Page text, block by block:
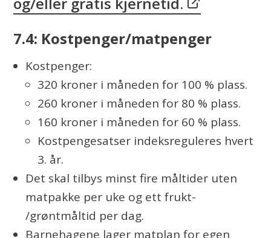
7.4: Kostpenger/matpenger
Kostpenger:
320 kroner i måneden for 100 % plass.
260 kroner i måneden for 80 % plass.
160 kroner i måneden for 60 % plass.
Kostpengesatser indeksreguleres hvert
3. år.
Det skal tilbys minst fire måltider uten
matpakke per uke og ett frukt-
/grøntmåltid per dag.
Barnehagene lager matplan for egen